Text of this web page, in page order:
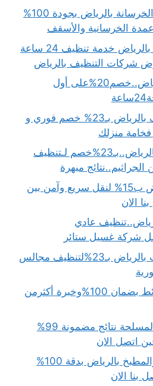
مقاول معالجة تعشيش الخرسانة بالرياض بجودة 100%
الخرسانية والأسقف
افضل شركات التنظيف بالرياض خدمة تنظيف 24 ساعة
شركات التنظيف بالرياض
شركة تنظيف بيوت الرياض..خصم20%على أول
توزيع الإنارة في السقف بالرياض بـ23% خصم فوري و
فخامة منزلك
شركة تنظيف خزانات بالرياض..بـ23%خصم لـتنظيف
مبهرة
ونيت نقل عفش بالرياض ب15% لنقل سريع وآمن بين
الان
عادي
شركة تنظيف استراحات بالرياض بـ23%لتنظيف مجالس
علاج الرطوبة فى الحوائط بضمان 100%وخبرة أكثرمن
قص وتخريم الخرسانة المسلحة نتائج مضمونة 99%
تأسيس سباكة الحمام والمطبخ بالرياض بدقة 100%
بنا الان